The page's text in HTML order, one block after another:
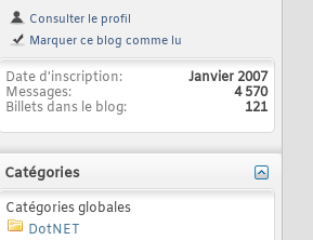
Consulter le profil
Marquer ce blog comme lu
Date d'inscription
Janvier 2007
Messages
4 570
Billets dans le blog
121
Catégories
Catégories globales
DotNET